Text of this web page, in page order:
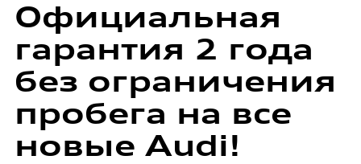
Страхование
Корпоративным клиентам
Специальные предложения
Оригинальные запасные части
Audi аксессуары
Официальная
гарантия 2 года
без ограничения
пробега на все
новые Audi!